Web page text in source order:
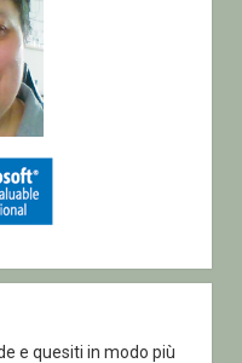
e quesiti in modo più